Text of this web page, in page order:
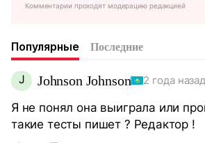
Комментарии проходят модерацию редакцией
Популярные Последние
J Johnson Johnson 2 года назад
Я не понял она выиграла или
такие тесты пишет ? Редактор !